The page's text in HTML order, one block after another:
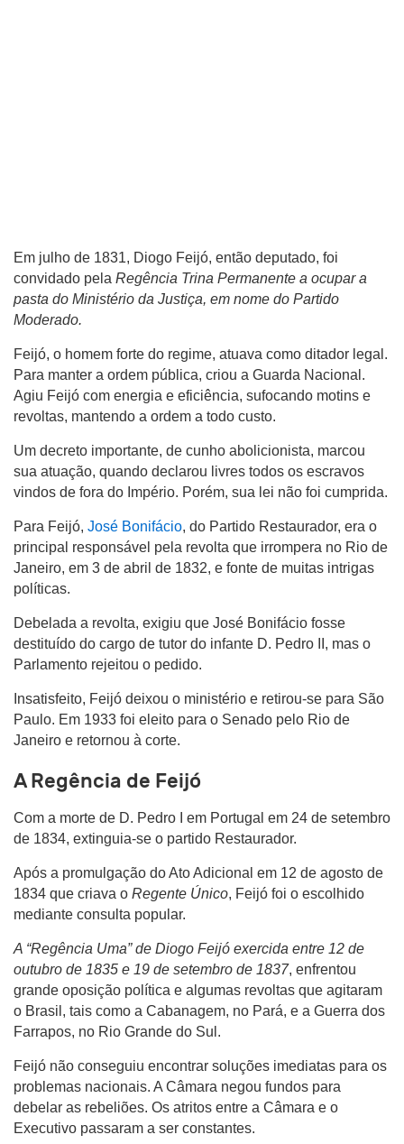
Em julho de 1831, Diogo Feijó, então deputado, foi
convidado pela Regência Trina Permanente a ocupar a
pasta do Ministério da Justiça, em nome do Partido
Moderado.
Feijó, o homem forte do regime, atuava como ditador legal.
Para manter a ordem pública, criou a Guarda Nacional.
Agiu Feijó com energia e eficiência, sufocando motins e
revoltas, mantendo a ordem a todo custo.
Um decreto importante, de cunho abolicionista, marcou
sua atuação, quando declarou livres todos os escravos
vindos de fora do Império. Porém, sua lei não foi cumprida.
Para Feijó, José Bonifácio, do Partido Restaurador, era o
principal responsável pela revolta que irrompera no Rio de
Janeiro, em 3 de abril de 1832, e fonte de muitas intrigas
políticas.
Debelada a revolta, exigiu que José Bonifácio fosse
destituído do cargo de tutor do infante D. Pedro II, mas o
Parlamento rejeitou o pedido.
Insatisfeito, Feijó deixou o ministério e retirou-se para São
Paulo. Em 1933 foi eleito para o Senado pelo Rio de
Janeiro e retornou à corte.
A Regência de Feijó
Com a morte de D. Pedro I em Portugal em 24 de setembro
de 1834, extinguia-se o partido Restaurador.
Após a promulgação do Ato Adicional em 12 de agosto de
1834 que criava o Regente Único, Feijó foi o escolhido
mediante consulta popular.
A “Regência Uma” de Diogo Feijó exercida entre 12 de
outubro de 1835 e 19 de setembro de 1837, enfrentou
grande oposição política e algumas revoltas que agitaram
o Brasil, tais como a Cabanagem, no Pará, e a Guerra dos
Farrapos, no Rio Grande do Sul.
Feijó não conseguiu encontrar soluções imediatas para os
problemas nacionais. A Câmara negou fundos para
debelar as rebeliões. Os atritos entre a Câmara e o
Executivo passaram a ser constantes.